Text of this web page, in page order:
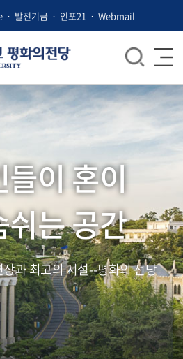
발전기금 인포21 Webmail
이 혼이
는 공간
과 최고의 시설--평화의 전당